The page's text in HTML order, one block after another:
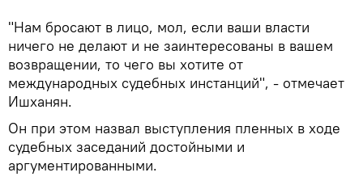
"Нам бросают в лицо, мол, если ваши власти
ничего не делают и не заинтересованы в вашем
возвращении, то чего вы хотите от
международных судебных инстанций", - отмечает
Ишханян.
Он при этом назвал выступления пленных в ходе
судебных заседаний достойными и
аргументированными.